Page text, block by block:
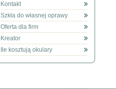
Kontakt
Szkła do własnej oprawy
Oferta dla firm
Kreator
Ile kosztują okulary